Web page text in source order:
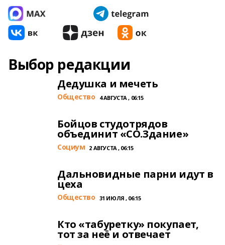
Выбор редакции
Дедушка и мечеть
Общество 4 АВГУСТА , 06:15
Бойцов студотрядов
объединит «СО.Здание»
Cоциум 2 АВГУСТА , 06:15
Дальновидные парни идут в
цеха
Общество 31 ИЮЛЯ , 06:15
Кто «табуретку» покупает,
тот за неё и отвечает